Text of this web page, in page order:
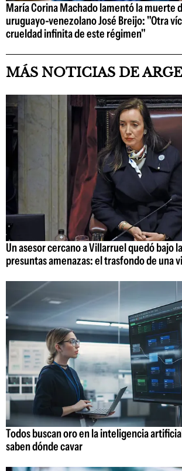
María Corina Machado lamentó la muerte
uruguayo-venezolano José Breijo: "Otra
crueldad infinita de este régimen"
MÁS NOTICIAS DE
Un asesor cercano a Villarruel quedó bajo
presuntas amenazas: el trasfondo de una
Todos buscan oro en la inteligencia
saben dónde cavar